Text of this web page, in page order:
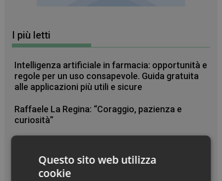
I più letti
Intelligenza artificiale in farmacia: opportunità e
regole per un uso consapevole. Guida gratuita
alle applicazioni più utili e sicure
Raffaele La Regina: “Coraggio, pazienza e
curiosità”
Zanzare & West Nile virus, prevenzione prima di
Questo sito web utilizza
cookie